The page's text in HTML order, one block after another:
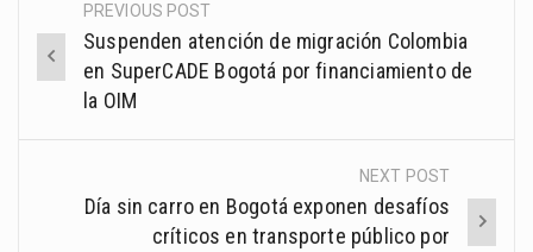
Post
navigation
PREVIOUS POST
Suspenden atención de migración Colombia
en SuperCADE Bogotá por financiamiento de
la OIM
NEXT POST
Día sin carro en Bogotá exponen desafíos
críticos en transporte público por